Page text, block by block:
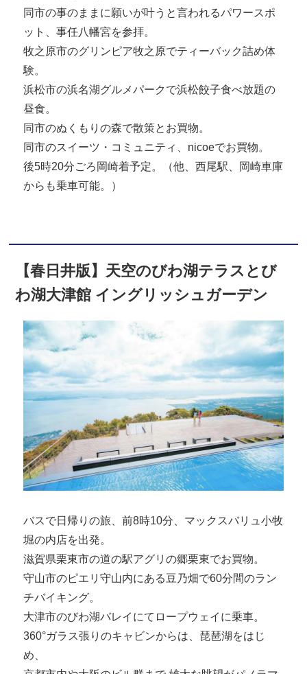
同市の事のままに願いが叶うと言われるパワースポ
ット、事任八幡宮を参拝。
牧之原市のグリンピア牧之原でティーバック詰め体
験。
浜松市の浜名湖グルメパークで浜松餃子食べ放題の
昼食。
同市のぬくもりの森で散策とお買物。
同市のスイーツ・コミュニティ、nicoeでお買物。
後5時20分ごろ岡崎着予定。（他、西尾駅、岡崎車庫
からも乗車可能。）
【春日井版】天空のびわ湖テラスとび
わ湖大津館 イングリッシュガーデン
バスで日帰りの旅、前8時10分、マックスバリュ小牧
堀の内店を出発。
滋賀県栗東市の道の駅アグリの郷栗東でお買物。
守山市のピエリ守山内にある豆乃畑で60分間のラン
チバイキング。
大津市のびわ湖バレイにてロープウェイに乗車。
360°ガラス張りのキャビンからは、琵琶湖をはじ
め、